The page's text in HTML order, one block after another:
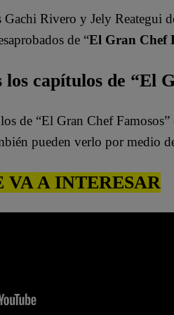
Gachi Rivero y Jely Reategui
de “El Gran Chef
los capítulos de “El
de “El Gran Chef
pueden verlo por medio
VA A INTERESAR